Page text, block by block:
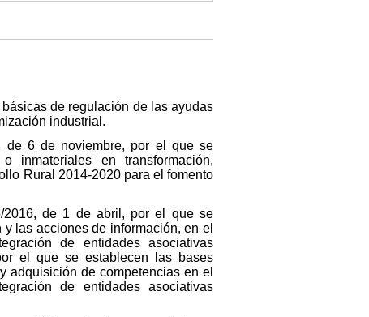
de regulación de las ayudas
industrial.
de 6 de noviembre, por el que se
inmateriales en transformación,
Rural 2014-2020 para el fomento
2016, de 1 de abril, por el que se
las acciones de información, en el
de entidades asociativas
el que se establecen las bases
adquisición de competencias en el
de entidades asociativas